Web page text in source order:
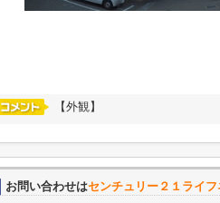
【外観】
お問い合わせはセンチュリー２１ライ